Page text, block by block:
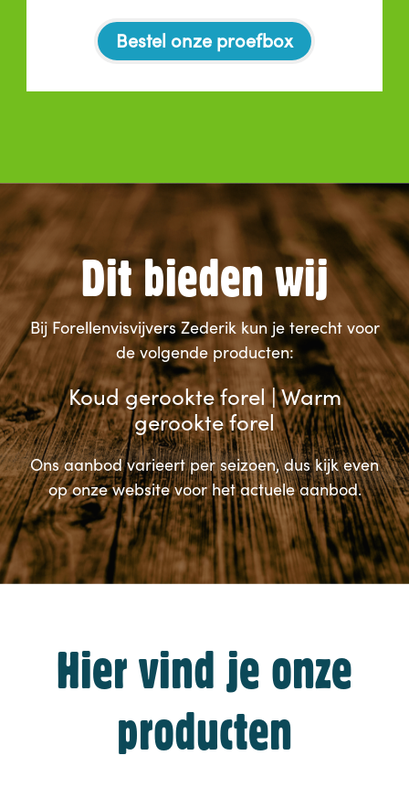
Bestel onze proefbox
Dit bieden wij
Bij Forellenvisvijvers Zederik kun je terecht voor
de volgende producten:
Koud gerookte forel | Warm
gerookte forel
Ons aanbod varieert per seizoen, dus kijk even
op onze website voor het actuele aanbod.
Hier vind je onze
producten